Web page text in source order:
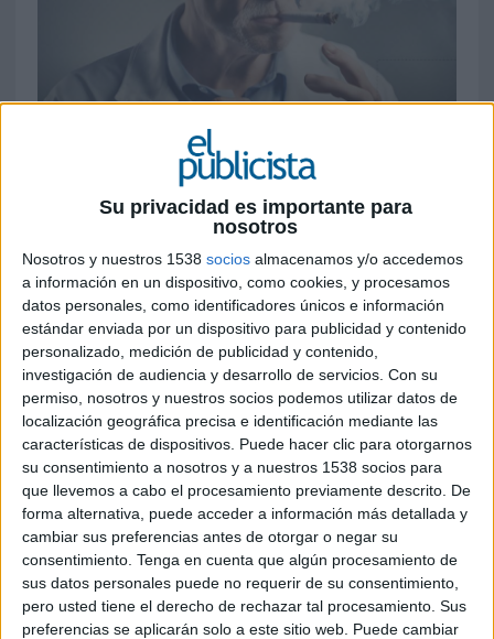
Su privacidad es importante para
nosotros
Nosotros y nuestros 1538 socios almacenamos y/o accedemos
a información en un dispositivo, como cookies, y procesamos
datos personales, como identificadores únicos e información
estándar enviada por un dispositivo para publicidad y contenido
personalizado, medición de publicidad y contenido,
investigación de audiencia y desarrollo de servicios. Con su
permiso, nosotros y nuestros socios podemos utilizar datos de
localización geográfica precisa e identificación mediante las
características de dispositivos. Puede hacer clic para otorgarnos
su consentimiento a nosotros y a nuestros 1538 socios para
que llevemos a cabo el procesamiento previamente descrito. De
forma alternativa, puede acceder a información más detallada y
cambiar sus preferencias antes de otorgar o negar su
consentimiento. Tenga en cuenta que algún procesamiento de
sus datos personales puede no requerir de su consentimiento,
pero usted tiene el derecho de rechazar tal procesamiento. Sus
preferencias se aplicarán solo a este sitio web. Puede cambiar
Ficha técnica ‘La Campaña Incompleta’
Anunciante: Manifiesto
Sector: Comunicación
Agencia: Manifiesto
Equipo de cuentas: Esther Heredia, Natalia
López, Sofía Martínez, Lucía Hernández y
Cristina González Larrea
Equipo creativo: Sebastián Sánchez, Chiqui
Palomares, Óscar Moreno, Fede Arce, Iban
Retegi, Carine Nonnast, Matías Visciglia, Clara
Álvarez, Laura Meneses, Raúl Ramajo, Adrián
Arribas y José Vizuete